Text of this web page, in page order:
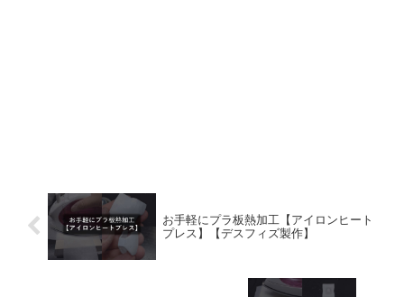
お手軽にプラ板熱加工【アイロンヒート
プレス】【デスフィズ製作】